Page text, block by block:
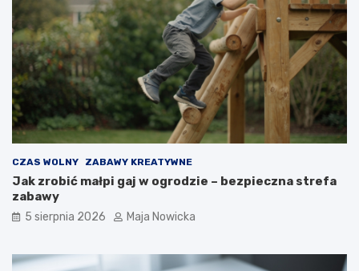
CZAS WOLNY ZABAWY KREATYWNE
Jak zrobić małpi gaj w ogrodzie – bezpieczna strefa
zabawy
5 sierpnia 2026 Maja Nowicka